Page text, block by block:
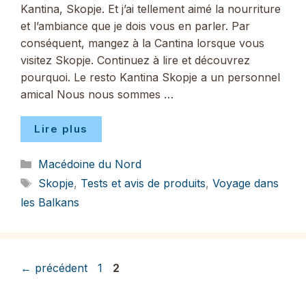
Kantina, Skopje. Et j’ai tellement aimé la nourriture
et l’ambiance que je dois vous en parler. Par
conséquent, mangez à la Cantina lorsque vous
visitez Skopje. Continuez à lire et découvrez
pourquoi. Le resto Kantina Skopje a un personnel
amical Nous nous sommes …
Lire plus
Catégories
Macédoine du Nord
Étiquettes
Skopje, Tests et avis de produits, Voyage dans
les Balkans
← précédent Page
1 Page
2